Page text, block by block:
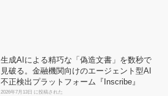
生成AIによる精巧な「偽造文書」を数秒で
見破る。金融機関向けのエージェント型AI
不正検出プラットフォーム『Inscribe』
2026年7月13日 に投稿された